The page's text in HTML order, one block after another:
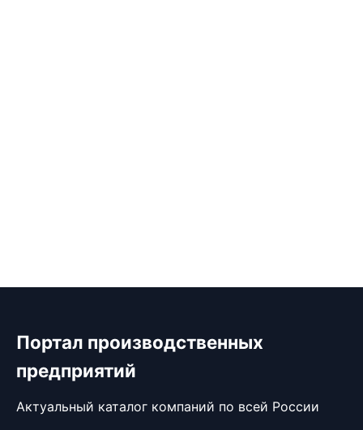
Портал производственных
предприятий
Актуальный каталог компаний по всей России